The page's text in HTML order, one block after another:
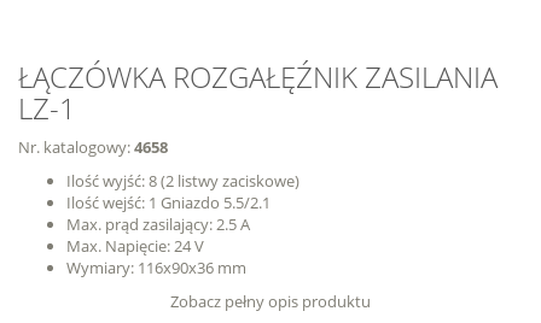
ŁĄCZÓWKA ROZGAŁĘŹNIK ZASILANIA
LZ-1
Nr. katalogowy:4658
Ilość wyjść: 8 (2 listwy zaciskowe)
Ilość wejść: 1 Gniazdo 5.5/2.1
Max. prąd zasilający: 2.5 A
Max. Napięcie: 24 V
Wymiary: 116x90x36 mm
Zobacz pełny opis produktu